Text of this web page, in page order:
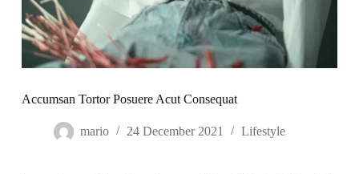
Accumsan Tortor Posuere Acut Consequat
mario 24 December 2021 Lifestyle